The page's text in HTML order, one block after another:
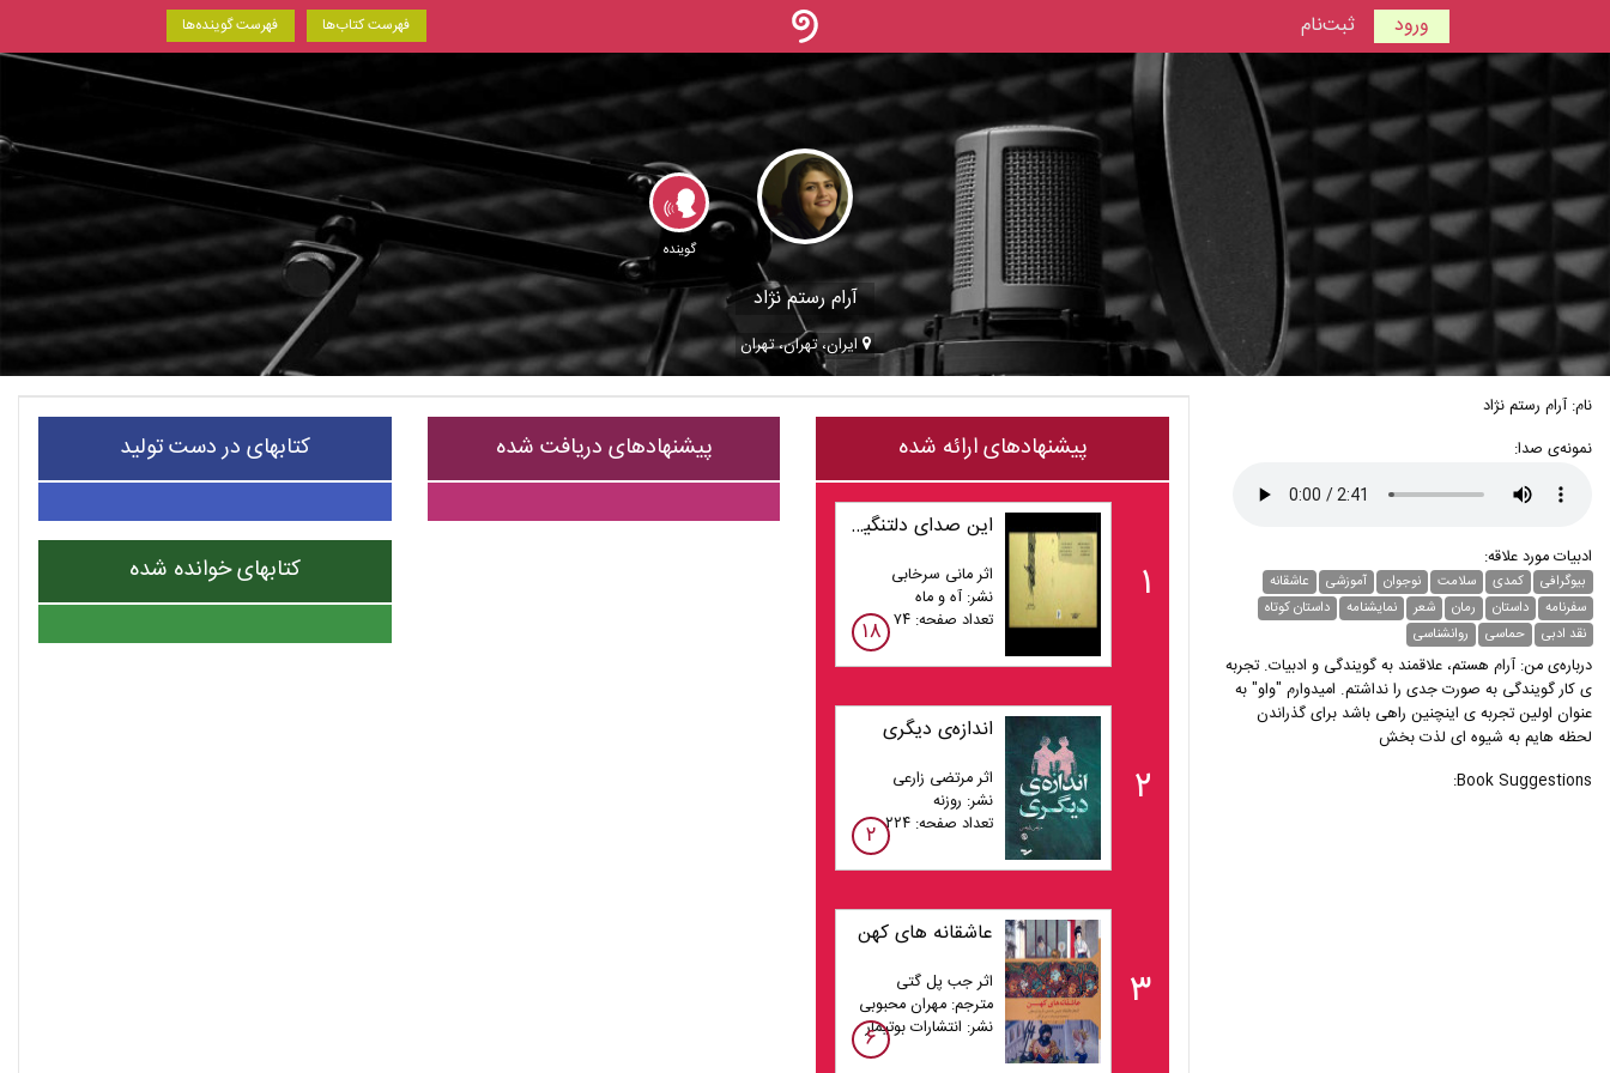
ورود ثبت‌نام فهرست گوینده‌ها فهرست کتاب‌ها
گوینده
آرام رستم نژاد
ایران، تهران، تهران
نام: آرام رستم نژاد
نمونه‌ی صدا:
ادبیات مورد علاقه:
بیوگرافی کمدی سلامت نوجوان آموزشی
عاشقانه
سفرنامه
داستان رمان شعر نمایشنامه
داستان کوتاه
نقد ادبی
حماسی روانشناسی
درباره‌ی من: آرام هستم، علاقمند به گویندگی و ادبیات. تجربه
ی کار گویندگی به صورت جدی را نداشتم. امیدوارم "واو" به
عنوان اولین تجربه ی اینچنین راهی باشد برای گذراندن
لحظه هایم به شیوه ای لذت بخش
Book Suggestions:
پیشنهادهای ارائه شده
۱
این صدای دلتنگیست
اثر مانی سرخابی
نشر: آه و ماه
تعداد صفحه: ۷۴
۱۸
۲
اندازه‌ی دیگری
اثر مرتضی زارعی
نشر: روزنه
تعداد صفحه: ۲۲۴
۲
۳
عاشقانه های کهن
اثر جب پل گتی
مترجم: مهران محبوبی
نشر: انتشارات بوتیمار
۶
پیشنهادهای دریافت شده کتابهای در دست تولید
کتابهای خوانده شده